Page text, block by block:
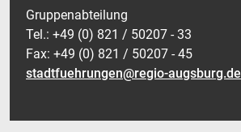
Gruppenabteilung
Tel.: +49 (0) 821 / 50207 - 33
Fax: +49 (0) 821 / 50207 - 45
stadtfuehrungen@regio-augsburg.de